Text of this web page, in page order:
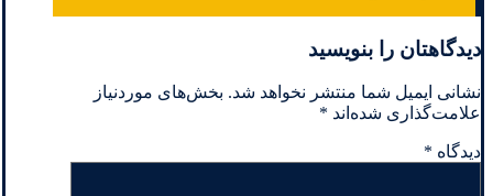
دیدگاهتان را بنویسید
نشانی ایمیل شما منتشر نخواهد شد. بخش‌های موردنیاز
علامت‌گذاری شده‌اند *
دیدگاه *